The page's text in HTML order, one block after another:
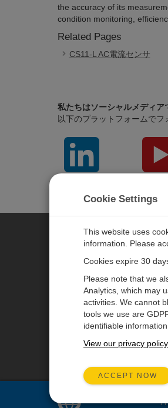
the accuracy of its
condition monitoring,
Related Pages
CS11-L AC電流センサ
私たちはソーシャルメディア
以下のプラットフォームでフ
CAMPBELL
ソリューション
サポート
© 2026 Campbell Scientific Japan
Cookie Settings
This website uses
information. Please
Cookies expire 30
Please note that we
Analytics, which may
activities. We cannot
tools we use are
identifiable information.
View our privacy policy
ACCEPT NOW